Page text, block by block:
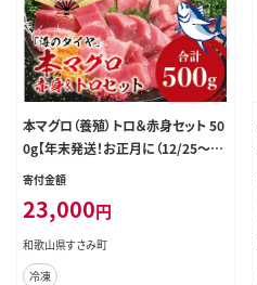
本マグロ（養殖）トロ＆赤身セット 50
0g【年末発送！お正月に（12/25～1
2/29発送）】 / 中トロ 中とろ まぐろ
内発送 お正月 正月【nks110D-sg】
寄付金額
23,000円
和歌山県すさみ町
冷凍